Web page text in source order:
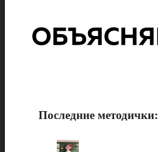
Последние методички: